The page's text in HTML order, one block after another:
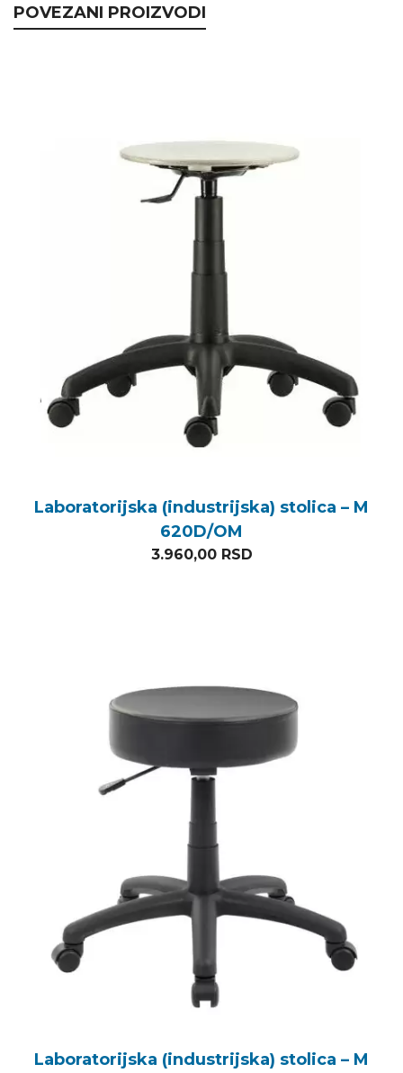
POVEZANI PROIZVODI
Laboratorijska (industrijska) stolica – M
620D/OM
3.960,00 RSD
Laboratorijska (industrijska) stolica – M